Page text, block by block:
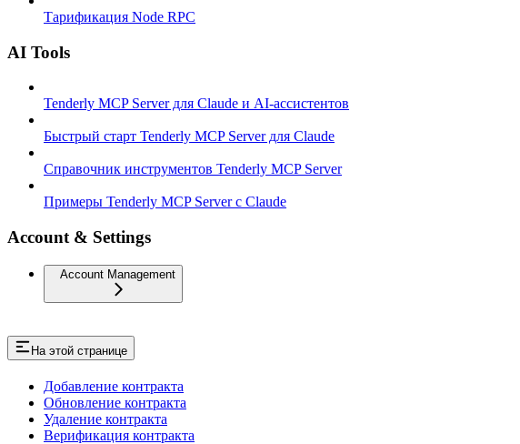
Тарификация Node RPC
AI Tools
Tenderly MCP Server для Claude и AI-ассистентов
Быстрый старт Tenderly MCP Server для Claude
Справочник инструментов Tenderly MCP Server
Примеры Tenderly MCP Server с Claude
Account & Settings
Account Management
На этой странице
Добавление контракта
Обновление контракта
Удаление контракта
Верификация контракта